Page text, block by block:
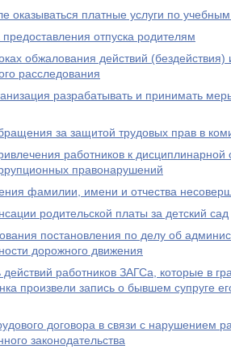
оказываться платные услуги по
отпуска родителям
обжалования действий
расследования
разрабатывать и принимать
за защитой трудовых прав в
работников к дисциплинарной
правонарушений
фамилии, имени и отчества
родительской платы за детский сад
постановления по делу об
дорожного движения
работников ЗАГСа, которые в
произвели запись о бывшем супруге
договора в связи с нарушением
законодательства